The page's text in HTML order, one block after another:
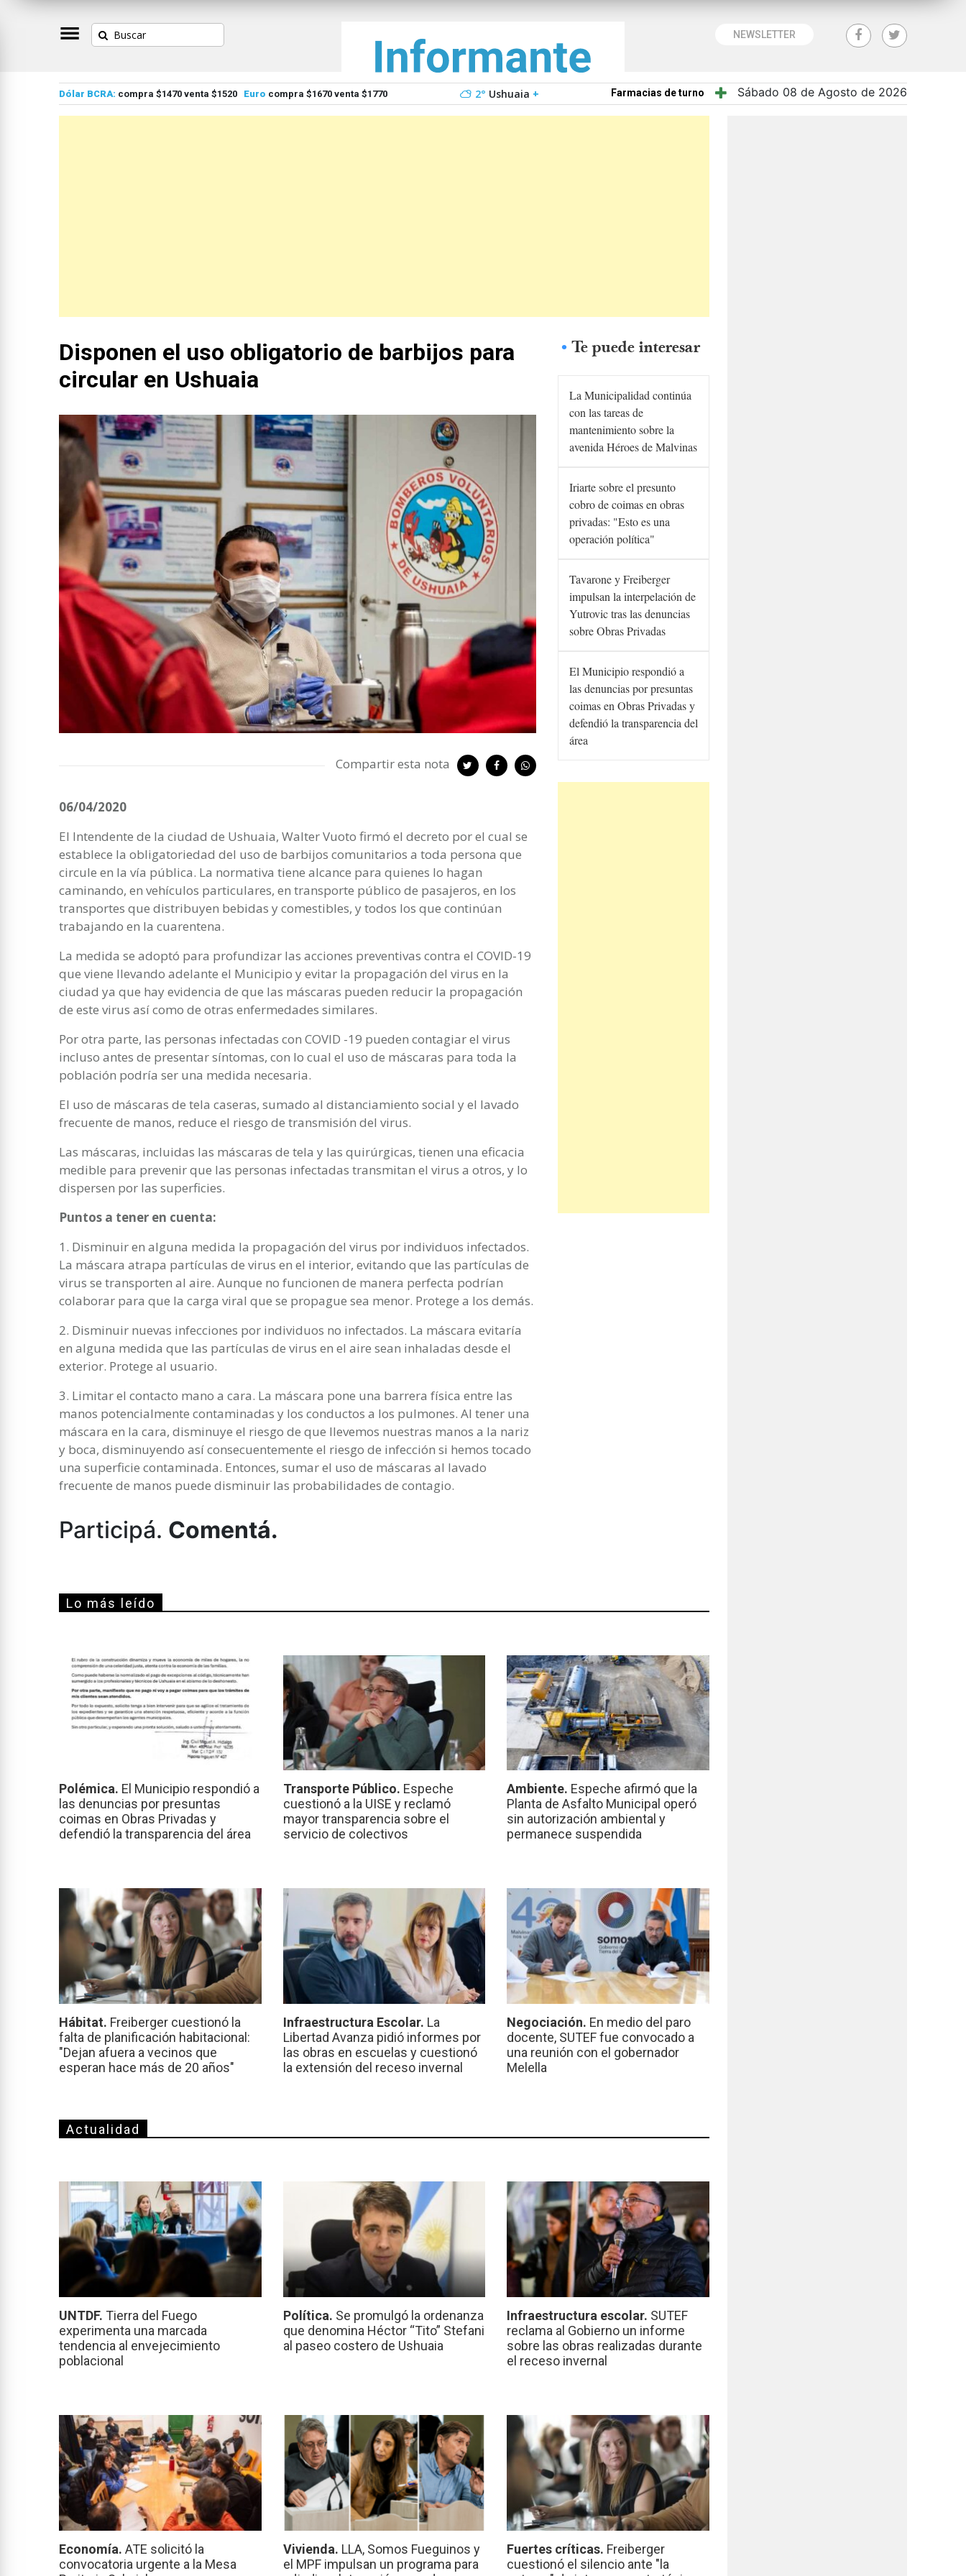
NEWSLETTER
Dólar BCRA: compra $1470 venta $1520 Euro compra $1670 venta $1770 2° Ushuaia + Farmacias de turno Sábado 08 de Agosto de 2026
Disponen el uso obligatorio de barbijos para
circular en Ushuaia
Compartir esta nota
06/04/2020
El Intendente de la ciudad de Ushuaia, Walter Vuoto firmó el decreto por el cual se
establece la obligatoriedad del uso de barbijos comunitarios a toda persona que
circule en la vía pública. La normativa tiene alcance para quienes lo hagan
caminando, en vehículos particulares, en transporte público de pasajeros, en los
transportes que distribuyen bebidas y comestibles, y todos los que continúan
trabajando en la cuarentena.
La medida se adoptó para profundizar las acciones preventivas contra el COVID-19
que viene llevando adelante el Municipio y evitar la propagación del virus en la
ciudad ya que hay evidencia de que las máscaras pueden reducir la propagación
de este virus así como de otras enfermedades similares.
Por otra parte, las personas infectadas con COVID -19 pueden contagiar el virus
incluso antes de presentar síntomas, con lo cual el uso de máscaras para toda la
población podría ser una medida necesaria.
El uso de máscaras de tela caseras, sumado al distanciamiento social y el lavado
frecuente de manos, reduce el riesgo de transmisión del virus.
Las máscaras, incluidas las máscaras de tela y las quirúrgicas, tienen una eficacia
medible para prevenir que las personas infectadas transmitan el virus a otros, y lo
dispersen por las superficies.
Puntos a tener en cuenta:
1. Disminuir en alguna medida la propagación del virus por individuos infectados.
La máscara atrapa partículas de virus en el interior, evitando que las partículas de
virus se transporten al aire. Aunque no funcionen de manera perfecta podrían
colaborar para que la carga viral que se propague sea menor. Protege a los demás.
2. Disminuir nuevas infecciones por individuos no infectados. La máscara evitaría
en alguna medida que las partículas de virus en el aire sean inhaladas desde el
exterior. Protege al usuario.
3. Limitar el contacto mano a cara. La máscara pone una barrera física entre las
manos potencialmente contaminadas y los conductos a los pulmones. Al tener una
máscara en la cara, disminuye el riesgo de que llevemos nuestras manos a la nariz
y boca, disminuyendo así consecuentemente el riesgo de infección si hemos tocado
una superficie contaminada. Entonces, sumar el uso de máscaras al lavado
frecuente de manos puede disminuir las probabilidades de contagio.
Te puede interesar
La Municipalidad continúa
con las tareas de
mantenimiento sobre la
avenida Héroes de Malvinas
Iriarte sobre el presunto
cobro de coimas en obras
privadas: "Esto es una
operación política"
Tavarone y Freiberger
impulsan la interpelación de
Yutrovic tras las denuncias
sobre Obras Privadas
El Municipio respondió a
las denuncias por presuntas
coimas en Obras Privadas y
defendió la transparencia del
área
Participá. Comentá.
Lo más leído
Polémica. El Municipio respondió a
las denuncias por presuntas
coimas en Obras Privadas y
defendió la transparencia del área
Transporte Público. Espeche
cuestionó a la UISE y reclamó
mayor transparencia sobre el
servicio de colectivos
Ambiente. Espeche afirmó que la
Planta de Asfalto Municipal operó
sin autorización ambiental y
permanece suspendida
Hábitat. Freiberger cuestionó la
falta de planificación habitacional:
"Dejan afuera a vecinos que
esperan hace más de 20 años"
Infraestructura Escolar. La
Libertad Avanza pidió informes por
las obras en escuelas y cuestionó
la extensión del receso invernal
Negociación. En medio del paro
docente, SUTEF fue convocado a
una reunión con el gobernador
Melella
Actualidad
UNTDF. Tierra del Fuego
experimenta una marcada
tendencia al envejecimiento
poblacional
Política. Se promulgó la ordenanza
que denomina Héctor “Tito” Stefani
al paseo costero de Ushuaia
Infraestructura escolar. SUTEF
reclama al Gobierno un informe
sobre las obras realizadas durante
el receso invernal
Economía. ATE solicitó la
convocatoria urgente a la Mesa
Vivienda. LLA, Somos Fueguinos y
el MPF impulsan un programa para
Fuertes críticas. Freiberger
cuestionó el silencio ante "la